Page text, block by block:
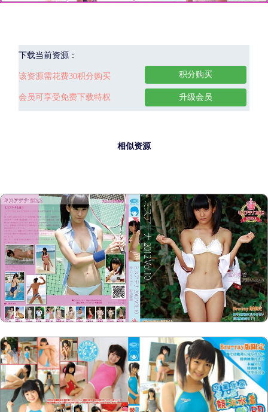
下载当前资源：
该资源需花费30积分购买
会员可享受免费下载特权
积分购买
升级会员
相似资源